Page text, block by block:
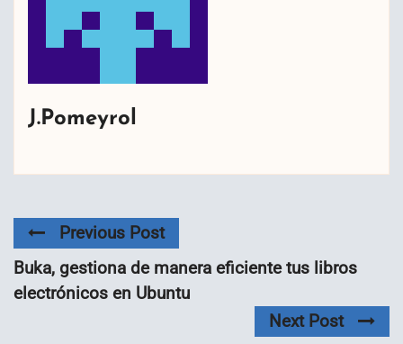
J.Pomeyrol
Previous Post
Buka, gestiona de manera eficiente tus libros
electrónicos en Ubuntu
Next Post